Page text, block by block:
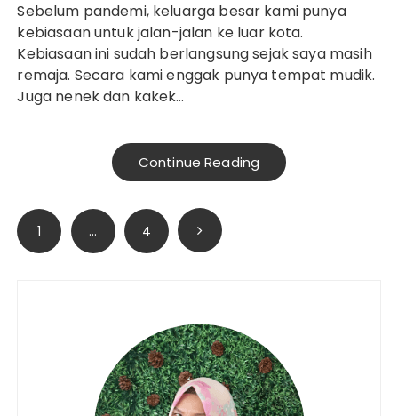
Sebelum pandemi, keluarga besar kami punya
kebiasaan untuk jalan-jalan ke luar kota.
Kebiasaan ini sudah berlangsung sejak saya masih
remaja. Secara kami enggak punya tempat mudik.
Juga nenek dan kakek…
Continue Reading
Paginasi
pos
1 … 4